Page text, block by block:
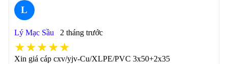
L
Lý Mạc Sầu 2 tháng trước
★★★★★
Xin giá cáp cxv/yjv-Cu/XLPE/PVC 3x50+2x35